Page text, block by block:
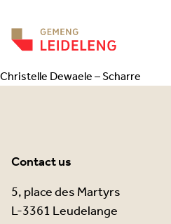
Christelle Dewaele – Scharre
Contact us
5, place des Martyrs
L-3361 Leudelange